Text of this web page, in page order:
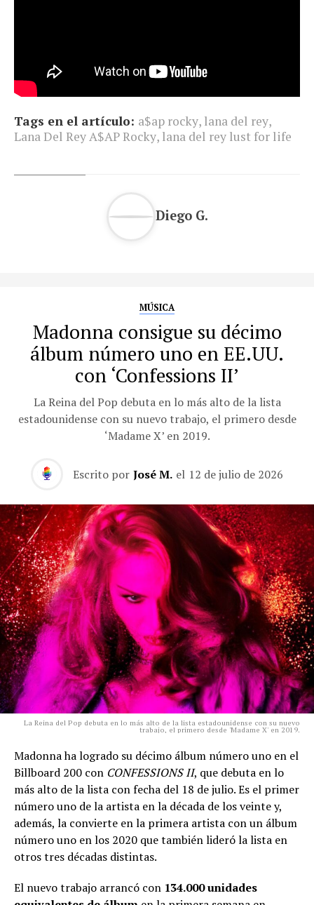
Tags en el artículo: a$ap rocky, lana del rey,
Lana Del Rey A$AP Rocky, lana del rey lust for life
Diego G.
MÚSICA
Madonna consigue su décimo
álbum número uno en EE.UU.
con ‘Confessions II’
La Reina del Pop debuta en lo más alto de la lista
estadounidense con su nuevo trabajo, el primero desde
‘Madame X’ en 2019.
Escrito por José M. el 12 de julio de 2026
La Reina del Pop debuta en lo más alto de la lista estadounidense con su nuevo
trabajo, el primero desde 'Madame X' en 2019.
Madonna ha logrado su décimo álbum número uno en el
Billboard 200 con CONFESSIONS II, que debuta en lo
más alto de la lista con fecha del 18 de julio. Es el primer
número uno de la artista en la década de los veinte y,
además, la convierte en la primera artista con un álbum
número uno en los 2020 que también lideró la lista en
otros tres décadas distintas.
El nuevo trabajo arrancó con 134.000 unidades